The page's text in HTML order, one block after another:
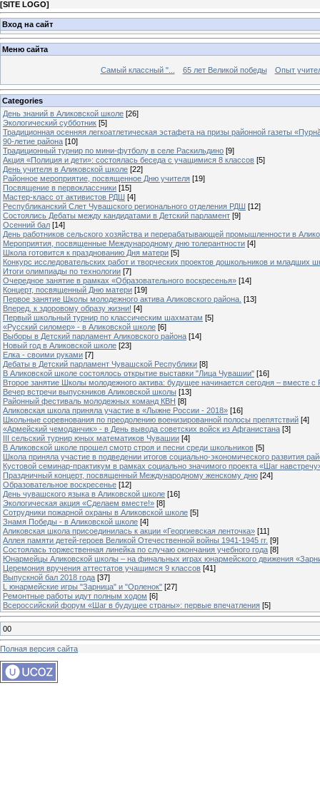
[SITE LOGO]
Вход на сайт
Меню сайта
Самый классный "... 65 лет Великой победы Опыт
Categories
День знаний в Аликовской школе [26]
Экологический субботник [5]
Традиционная осенняя легкоатлетическая эстафета на призы районной газеты
90-летие района [10]
Традиционный турнир по мини-футболу в селе Раскильдино [9]
Акция «Полиция и дети»: состоялась беседа с учащимися 8 классов [5]
День учителя в Аликовской школе [22]
Районное мероприятие, посвященное Дню учителя [19]
Посвящение в первоклассники [15]
Мастер-класс от активистов РДШ [4]
Республиканский Слет Чувашского регионального отделения РДШ [12]
Состоялись Дебаты между кандидатами в Детский парламент [9]
Осенний бал [14]
День работников сельского хозяйства и перерабатывающей промышленности в
Мероприятия, посвященные Международному дню толерантности [4]
Школа готовится к празднованию Дня матери [5]
Конкурс исследовательских работ и творческих проектов дошкольников и младших
Итоги олимпиады по технологии [7]
Очередное занятие в рамках «Образовательного воскресенья» [14]
Концерт, посвященный Дню матери [19]
Первое занятие Школы молодежного актива Аликовского района. [13]
Вперед, к здоровому образу жизни! [4]
Первый школьный турнир по классическим шахматам [5]
«Русский силомер» - в Аликовской школе [6]
Выборы в Детский парламент Аликовского района [14]
Новый год в Аликовской школе [23]
Елка - своими руками [7]
Дебаты в Детский парламент Чувашской Республики [8]
В Аликовской школе состоялось открытие выставки "Лица Чувашии" [16]
Второе занятие Школы молодежного актива: будущее начинается сегодня – вместе
Вечер встречи выпускников Аликовской школы [13]
Районный фестиваль молодежных команд КВН [8]
Аликовская школа приняла участие в «Лыжне России - 2018» [16]
Школьные соревнования по преодолению военизированной полосы препятствий [4]
«Армейский чемоданчик» - в День вывода советских войск из Афганистана [3]
III сельский турнир юных математиков Чувашии [4]
В Аликовской школе прошел смотр строя и песни среди школьников [5]
Школа приняла участие в подведении итогов социально-экономического развития
Кустовой семинар-практикум в рамках социально значимого проекта «Шаг
Праздничный концерт, посвященный Международному женскому дню [24]
Образовательное воскресенье [12]
День чувашского языка в Аликовской школе [16]
Экологическая акция «Сделаем вместе!» [8]
Сотрудники пожарной охраны в Аликовской школе [5]
Знамя Победы - в Аликовской школе [4]
Аликовская школа присоединилась к акции «Георгиевская ленточка» [11]
Аллея памяти детей-героев Великой Отечественной войны 1941-1945 гг. [9]
Cостоялась торжественная линейка по случаю окончания учебного года [8]
Юнармейцы Аликовской школы – на финальных играх юнармейского движения
Церемония вручения аттестатов учащимся 9 классов [41]
Выпускной бал 2018 года [37]
L юнармейские игры "Зарница" и "Орленок" [27]
Ремонтные работы идут полным ходом [6]
Всероссийский форум «Шаг в будущее страны»: первые впечатления [5]
00
Полная версия сайта